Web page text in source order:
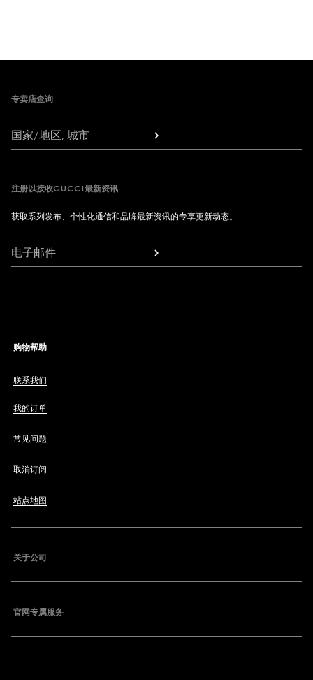
Footer
专卖店查询
国家/地区, 城市
注册以接收GUCCI最新资讯
获取系列发布、个性化通信和品牌最新资讯的专享更新动态。
电子邮件
购物帮助
联系我们
我的订单
常见问题
取消订阅
站点地图
关于公司
官网专属服务